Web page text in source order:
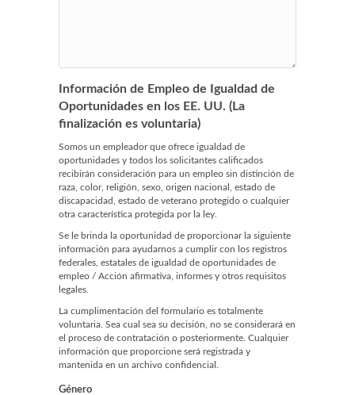
Información de Empleo de Igualdad de
Oportunidades en los EE. UU. (La
finalización es voluntaria)
Somos un empleador que ofrece igualdad de
oportunidades y todos los solicitantes calificados
recibirán consideración para un empleo sin distinción de
raza, color, religión, sexo, origen nacional, estado de
discapacidad, estado de veterano protegido o cualquier
otra característica protegida por la ley.
Se le brinda la oportunidad de proporcionar la siguiente
información para ayudarnos a cumplir con los registros
federales, estatales de igualdad de oportunidades de
empleo / Acción afirmativa, informes y otros requisitos
legales.
La cumplimentación del formulario es totalmente
voluntaria. Sea cual sea su decisión, no se considerará en
el proceso de contratación o posteriormente. Cualquier
información que proporcione será registrada y
mantenida en un archivo confidencial.
Género